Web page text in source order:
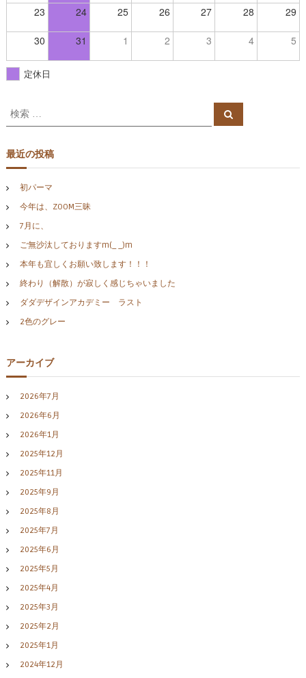
23 24 25 26 27 28 29
30 31 1 2 3 4 5
定休日
検
象
:
検
索
最近の投稿
初パーマ
今年は、ZOOM三昧
7月に、
ご無沙汰しておりますm(_ _)m
本年も宜しくお願い致します！！！
終わり（解散）が寂しく感じちゃいました
ダダデザインアカデミー ラスト
2色のグレー
アーカイブ
2026年7月
2026年6月
2026年1月
2025年12月
2025年11月
2025年9月
2025年8月
2025年7月
2025年6月
2025年5月
2025年4月
2025年3月
2025年2月
2025年1月
2024年12月